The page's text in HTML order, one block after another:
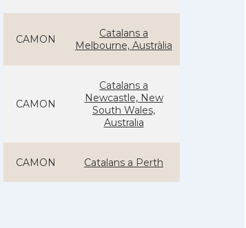
CAMON
Catalans a
Melbourne, Austràlia
CAMON
Catalans a
Newcastle, New
South Wales,
Australia
CAMON Catalans a Perth